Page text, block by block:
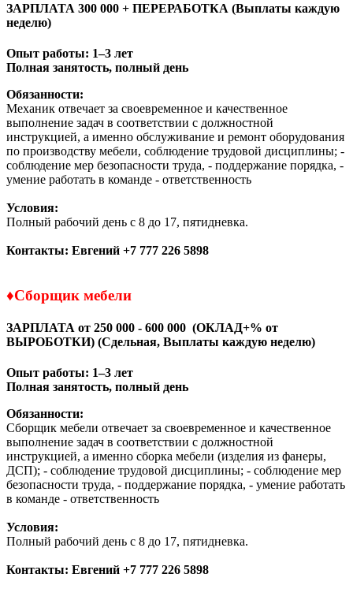
ЗАРПЛАТА 300 000 + ПЕРЕРАБОТКА (Выплаты каждую
неделю)
Опыт работы: 1–3 лет
Полная занятость, полный день
Обязанности:
Механик отвечает за своевременное и качественное
выполнение задач в соответствии с должностной
инструкцией, а именно обслуживание и ремонт оборудования
по производству мебели, соблюдение трудовой дисциплины; -
соблюдение мер безопасности труда, - поддержание порядка, -
умение работать в команде - ответственность
Условия:
Полный рабочий день с 8 до 17, пятидневка.
Контакты: Евгений +7 777 226 5898
♦Сборщик мебели
ЗАРПЛАТА от 250 000 - 600 000 (ОКЛАД+% от
ВЫРОБОТКИ) (Сдельная, Выплаты каждую неделю)
Опыт работы: 1–3 лет
Полная занятость, полный день
Обязанности:
Сборщик мебели отвечает за своевременное и качественное
выполнение задач в соответствии с должностной
инструкцией, а именно сборка мебели (изделия из фанеры,
ДСП); - соблюдение трудовой дисциплины; - соблюдение мер
безопасности труда, - поддержание порядка, - умение работать
в команде - ответственность
Условия:
Полный рабочий день с 8 до 17, пятидневка.
Контакты: Евгений +7 777 226 5898